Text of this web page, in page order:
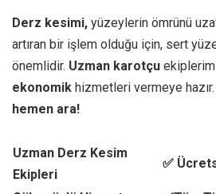
Derz kesimi, yüzeylerin ömrünü
artıran bir işlem olduğu için, sert
önemlidir. Uzman karotçu
ekonomik hizmetleri vermeye
hemen ara!
Uzman Derz Kesim
Ekipleri
✅